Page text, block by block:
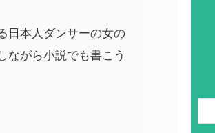
日本人ダンサーの女の
ながら小説でも書こう